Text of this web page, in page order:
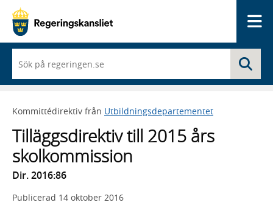
du
börjar
skriva
framträder
lista
med
sökförslag
Kommittédirektiv från Utbildningsdepartementet
Tilläggsdirektiv till 2015 års
skolkommission
Dir. 2016:86
Publicerad 14 oktober 2016